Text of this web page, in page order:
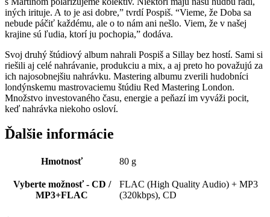
iných irituje. A to je asi dobre,” tvrdí Pospiš. “Vieme, že Doba sa
nebude páčiť každému, ale o to nám ani nešlo. Viem, že v našej
krajine sú ľudia, ktorí ju pochopia,” dodáva.
Svoj druhý štúdiový album nahrali Pospiš a Sillay bez hostí. Sami si
riešili aj celé nahrávanie, produkciu a mix, a aj preto ho považujú za
ich najosobnejšiu nahrávku. Mastering albumu zverili hudobníci
londýnskemu mastrovaciemu štúdiu Red Mastering London.
Množstvo investovaného času, energie a peňazí im vyváži pocit,
keď nahrávka niekoho osloví.
Ďalšie informácie
Hmotnosť 80 g
Vyberte možnosť - CD /
MP3+FLAC
FLAC (High Quality Audio) + MP3
(320kbps), CD